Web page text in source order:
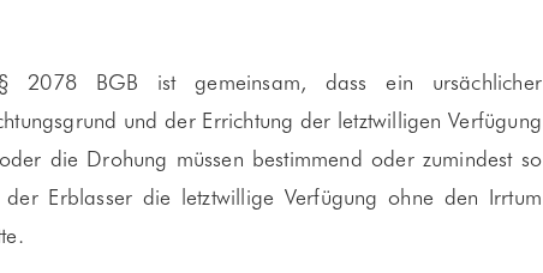
2078 BGB ist gemeinsam, dass ein ursächlicher
und der Errichtung der letztwilligen Verfügung
die Drohung müssen bestimmend oder zumindest so
Erblasser die letztwillige Verfügung ohne den Irrtum